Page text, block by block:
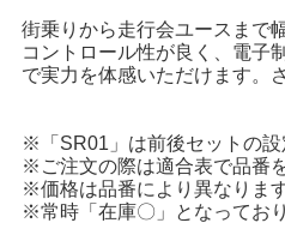
街乗りから走行会ユースまで
コントロール性が良く、電子
で実力を体感いただけます。
※「SR01」は前後セットの設
※ご注文の際は適合表で品番
※価格は品番により異なります
※常時「在庫〇」となってお